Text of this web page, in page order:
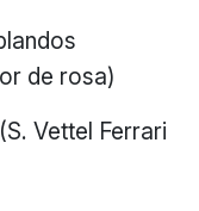
de rosa)
Vettel Ferrari